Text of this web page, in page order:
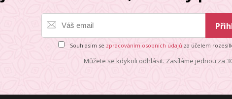
Souhlasím se zpracováním osobních údajů za účelem
Můžete se kdykoli odhlásit. Zasíláme jednou za